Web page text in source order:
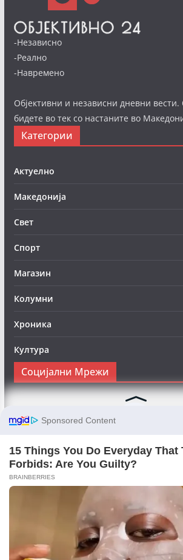
-Независно
-Реално
-Навремено
Објективни и независни дневни вести.
бидете во тек со настаните во
Категории
Актуелно
Македонија
Свет
Спорт
Магазин
Колумни
Хроника
Култура
Социјални Мрежи
Следете нè на Фејсбук за да сте во